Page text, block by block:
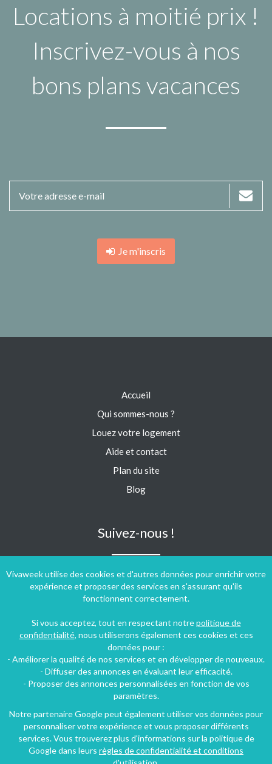
Locations à moitié prix !
Inscrivez-vous à nos
bons plans vacances
Je m'inscris
Vivaweek utilise des cookies et d'autres données pour enrichir votre
expérience et proposer des services en s'assurant qu'ils
fonctionnent correctement.
Si vous acceptez, tout en respectant notrepolitique de
confidentialité, nous utiliserons également ces cookies et ces
données pour :
- Améliorer la qualité de nos services et en développer de nouveaux.
- Diffuser des annonces en évaluant leur efficacité.
- Proposer des annonces personnalisées en fonction de vos
paramètres.
Notre partenaire Google peut également utiliser vos données pour
personnaliser votre expérience et vous proposer différents
services. Vous trouverez plus d'informations sur la politique de
Google dans leurs règles de confidentialité et conditions
Accueil
Qui sommes-nous ?
Louez votre logement
Aide et contact
Plan du site
Blog
Suivez-nous !
Conditions générales d'utilisation- Politique de confidentialité
Copyright © 2009 ‐ 2026 Vivaweek ‐ Tous droits réservés ‐
Dernière mise à jour du site : 07 août 2026